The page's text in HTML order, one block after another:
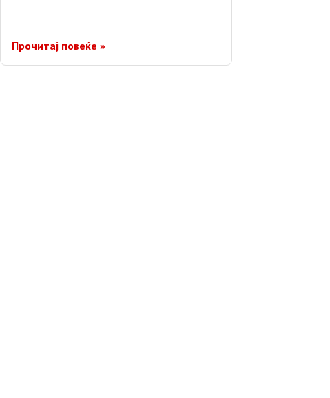
Прочитај повеќе »